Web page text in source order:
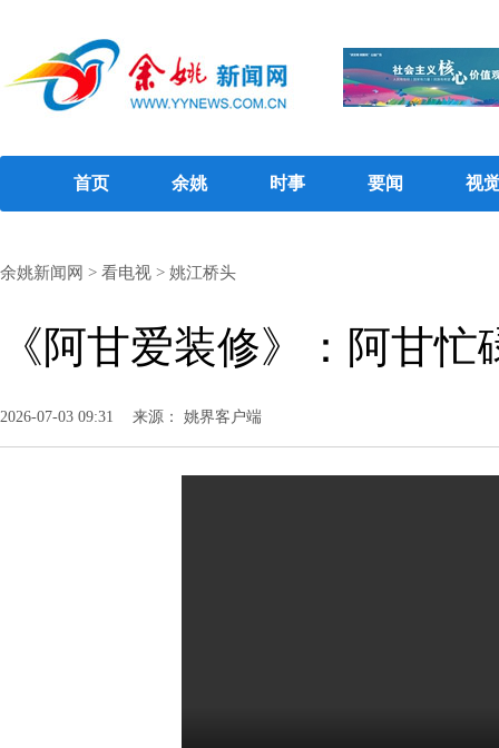
首页 余姚 时事 要闻 视
余姚新闻网 > 看电视 > 姚江桥头
《阿甘爱装修》：阿甘忙
2026-07-03 09:31 来源： 姚界客户端